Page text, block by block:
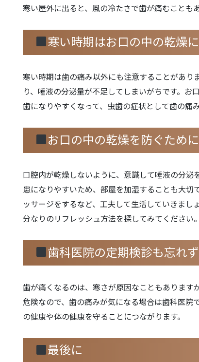
寒い屋外に出ると、風の冷たさで歯が痛むこともあ
寒い時期はお口の中の乾燥
寒い時期は歯の痛み以外にも注意することがあ
り、唾液の分泌量が不足してしまいがちです。
歯になりやすくなって、虫歯の症状として歯の痛
お口の中の乾燥を防ぐために
口腔内が乾燥しないように、意識して唾液の分
患になりやすいため、部屋を加湿することも大
ッサージをするなど、工夫して生活していきま
分なりのリフレッシュ方法を探してみてください。
歯科医院の定期検診も忘れ
歯が痛くなるのは、寒さが原因なこともありま
危険なので、歯の痛みが気になる場合は歯科医院
の健康や体の健康を守ることにつながります。
最後に